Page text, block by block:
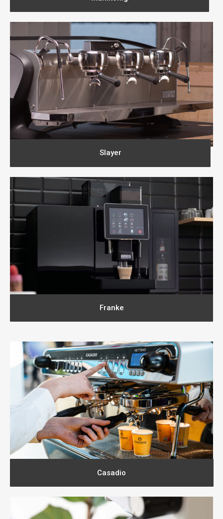
Slayer
Franke
Casadio